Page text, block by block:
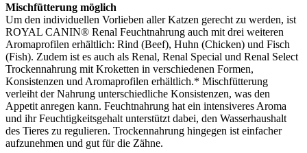
Mischfütterung möglich
Um den individuellen Vorlieben aller Katzen gerecht zu werden, ist
ROYAL CANIN® Renal Feuchtnahrung auch mit drei weiteren
Aromaprofilen erhältlich: Rind (Beef), Huhn (Chicken) und Fisch
(Fish). Zudem ist es auch als Renal, Renal Special und Renal Select
Trockennahrung mit Kroketten in verschiedenen Formen,
Konsistenzen und Aromaprofilen erhältlich.* Mischfütterung
verleiht der Nahrung unterschiedliche Konsistenzen, was den
Appetit anregen kann. Feuchtnahrung hat ein intensiveres Aroma
und ihr Feuchtigkeitsgehalt unterstützt dabei, den Wasserhaushalt
des Tieres zu regulieren. Trockennahrung hingegen ist einfacher
aufzunehmen und gut für die Zähne.